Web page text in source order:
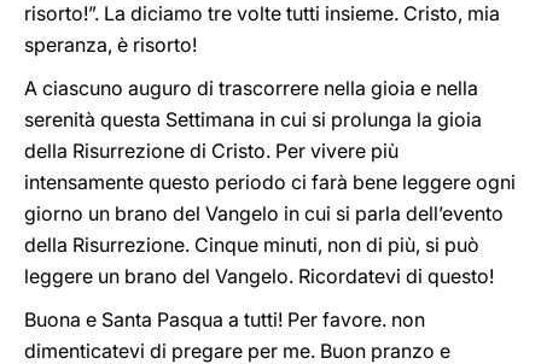
risorto!”. La diciamo tre volte tutti insieme. Cristo, mia
speranza, è risorto!
A ciascuno auguro di trascorrere nella gioia e nella
serenità questa Settimana in cui si prolunga la gioia
della Risurrezione di Cristo. Per vivere più
intensamente questo periodo ci farà bene leggere ogni
giorno un brano del Vangelo in cui si parla dell’evento
della Risurrezione. Cinque minuti, non di più, si può
leggere un brano del Vangelo. Ricordatevi di questo!
Buona e Santa Pasqua a tutti! Per favore. non
dimenticatevi di pregare per me. Buon pranzo e